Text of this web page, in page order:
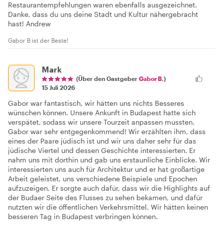
Restaurantempfehlungen waren ebenfalls ausgezeichnet.
Danke, dass du uns deine Stadt und Kultur nähergebracht
hast! Andrew
Gabor B ist der Beste!
Mark
(Über den Gastgeber Gabor B.)
15 Juli 2026
Gabor war fantastisch, wir hätten uns nichts Besseres
wünschen können. Unsere Ankunft in Budapest hatte sich
verspätet, sodass wir unsere Tourzeit anpassen mussten.
Gabor war sehr entgegenkommend! Wir erzählten ihm, dass
eines der Paare jüdisch ist und wir uns daher sehr für das
jüdische Viertel und dessen Geschichte interessierten. Er
nahm uns mit dorthin und gab uns erstaunliche Einblicke. Wir
interessierten uns auch für Architektur und er hat großartige
Arbeit geleistet, uns verschiedene Beispiele und Epochen
aufzuzeigen. Er sorgte auch dafür, dass wir die Highlights auf
der Budaer Seite des Flusses zu sehen bekamen, und dafür
nutzten wir die öffentlichen Verkehrsmittel. Wir hätten keinen
besseren Tag in Budapest verbringen können.